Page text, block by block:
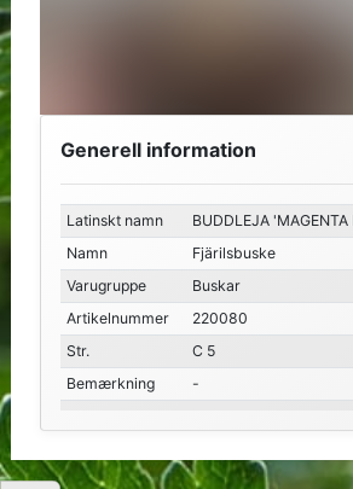
Generell information
Latinskt namn
BUDDLEJA
Namn
Fjärilsbuske
Varugruppe
Buskar
Artikelnummer
220080
Str.
C 5
Bemærkning
-